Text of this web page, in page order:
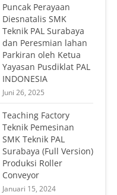
Puncak Perayaan
Diesnatalis SMK
Teknik PAL Surabaya
dan Peresmian lahan
Parkiran oleh Ketua
Yayasan Pusdiklat PAL
INDONESIA
Juni 26, 2025
Teaching Factory
Teknik Pemesinan
SMK Teknik PAL
Surabaya (Full Version)
Produksi Roller
Conveyor
Januari 15, 2024